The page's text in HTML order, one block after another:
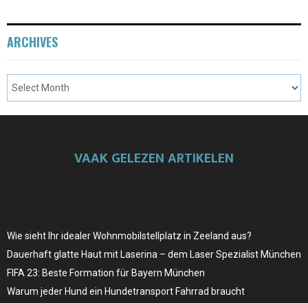
ARCHIVES
VAAK GELEZEN ARTIKELEN
Wie sieht Ihr idealer Wohnmobilstellplatz in Zeeland aus?
Dauerhaft glatte Haut mit Laserina – dem Laser Spezialist München
FIFA 23: Beste Formation für Bayern München
Warum jeder Hund ein Hundetransport Fahrrad braucht